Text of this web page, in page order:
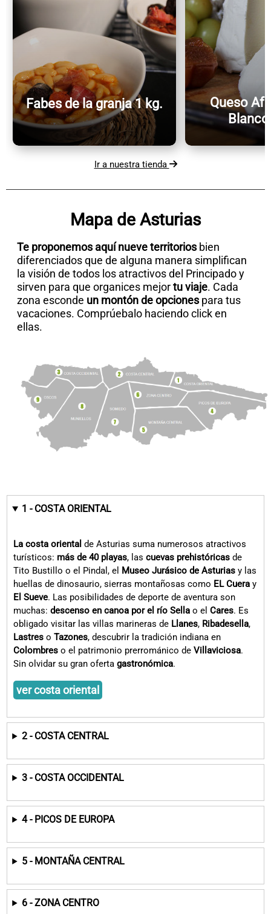
Fabes de la granja 1 kg.
Queso
Blanco
Ir a nuestra tienda
Mapa de Asturias
Te proponemos aquí nueve territoriosbien
diferenciados que de alguna manera simplifican
la visión de todos los atractivos del Principado y
sirven para que organices mejortu viaje. Cada
zona esconde un montón de opcionespara tus
vacaciones. Comprúebalo haciendo click en
ellas.
1 - COSTA ORIENTAL
La costa oriental de Asturias suma numerosos atractivos
turísticos: más de 40 playas, lascuevas prehistóricas de
Tito Bustillo o el Pindal, el Museo Jurásico de Asturias y las
huellas de dinosaurio, sierras montañosas como EL Cuera y
El Sueve. Las posibilidades de deporte de aventura son
muchas:descenso en canoa por el río Sella o elCares. Es
obligado visitar las villas marineras de Llanes, Ribadesella,
Lastres oTazones, descubrir la tradición indiana en
Colombres o el patrimonio prerrománico deVillaviciosa.
Sin olvidar su gran ofertagastronómica.
ver costa oriental
2 - COSTA CENTRAL
3 - COSTA OCCIDENTAL
4 - PICOS DE EUROPA
5 - MONTAÑA CENTRAL
6 - ZONA CENTRO